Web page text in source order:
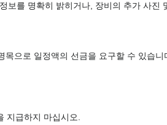
를 명확히 밝히거나, 장비의 추가 사진
으로 일정액의 선금을 요구할 수 있습
지급하지 마십시오.